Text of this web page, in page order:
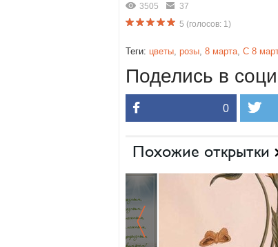
3505
37
5 (голосов: 1)
Теги: цветы, розы, 8 марта, С 8
Поделись в
0
Похожие открытки